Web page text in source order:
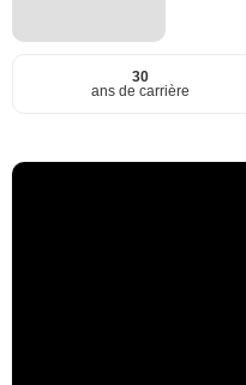
30
ans de carrière